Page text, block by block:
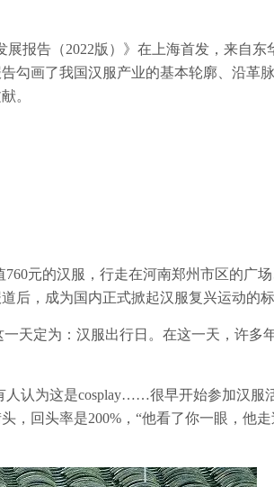
报告（2022版）》在上海首发，来自东
勾画了我国汉服产业的基本轮廓、沿革
。
元的汉服，行走在河南郑州市区的广
后，成为国内正式掀起汉服复兴运动的标
天定为：汉服出行日。在这一天，许多
人认为这是cosplay……很早开始参加汉服
，回头率是200%，“他看了你一眼，他